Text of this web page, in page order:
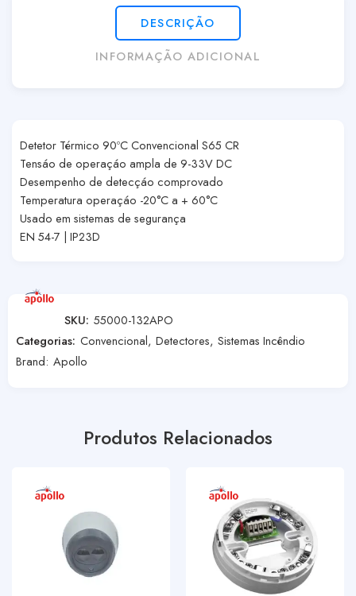
DESCRIÇÃO
INFORMAÇÃO ADICIONAL
Detetor Térmico 90ºC Convencional S65 CR
Tensáo de operaçáo ampla de 9-33V DC
Desempenho de detecçáo comprovado
Temperatura operaçáo -20°C a + 60°C
Usado em sistemas de segurança
EN 54-7 | IP23D
SKU: 55000-132APO
Categorias: Convencional, Detectores, Sistemas Incêndio
Brand: Apollo
Produtos Relacionados